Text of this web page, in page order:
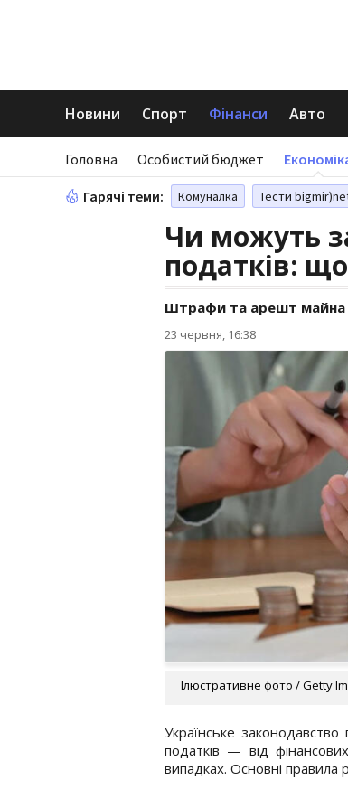
Новини Спорт Фінанси Авто
Головна Особистий бюджет
Гарячі теми: Комуналка Тести
Чи можуть
податків:
Штрафи та арешт майна
23 червня, 16:38
Ілюстративне фото / Getty
Українське законодавство
податків — від
випадках. Основні правила